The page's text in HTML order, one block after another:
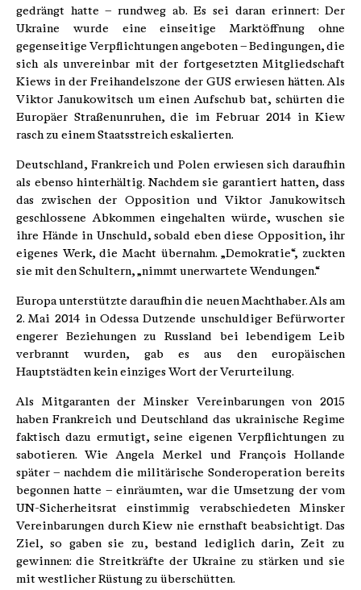
gedrängt hatte – rundweg ab. Es sei daran erinnert: Der
Ukraine wurde eine einseitige Marktöffnung ohne
gegenseitige Verpflichtungen angeboten – Bedingungen, die
sich als unvereinbar mit der fortgesetzten Mitgliedschaft
Kiews in der Freihandelszone der GUS erwiesen hätten. Als
Viktor Janukowitsch um einen Aufschub bat, schürten die
Europäer Straßenunruhen, die im Februar 2014 in Kiew
rasch zu einem Staatsstreich eskalierten.
Deutschland, Frankreich und Polen erwiesen sich daraufhin
als ebenso hinterhältig. Nachdem sie garantiert hatten, dass
das zwischen der Opposition und Viktor Janukowitsch
geschlossene Abkommen eingehalten würde, wuschen sie
ihre Hände in Unschuld, sobald eben diese Opposition, ihr
eigenes Werk, die Macht übernahm. „Demokratie“, zuckten
sie mit den Schultern, „nimmt unerwartete Wendungen.“
Europa unterstützte daraufhin die neuen Machthaber. Als am
2. Mai 2014 in Odessa Dutzende unschuldiger Befürworter
engerer Beziehungen zu Russland bei lebendigem Leib
verbrannt wurden, gab es aus den europäischen
Hauptstädten kein einziges Wort der Verurteilung.
Als Mitgaranten der Minsker Vereinbarungen von 2015
haben Frankreich und Deutschland das ukrainische Regime
faktisch dazu ermutigt, seine eigenen Verpflichtungen zu
sabotieren. Wie Angela Merkel und François Hollande
später – nachdem die militärische Sonderoperation bereits
begonnen hatte – einräumten, war die Umsetzung der vom
UN-Sicherheitsrat einstimmig verabschiedeten Minsker
Vereinbarungen durch Kiew nie ernsthaft beabsichtigt. Das
Ziel, so gaben sie zu, bestand lediglich darin, Zeit zu
gewinnen: die Streitkräfte der Ukraine zu stärken und sie
mit westlicher Rüstung zu überschütten.